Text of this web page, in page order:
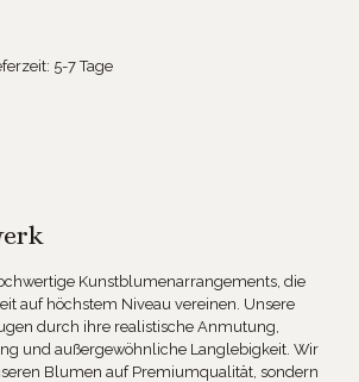
5-7 Tage
Kunstblumenarrangements, die
auf höchstem Niveau vereinen. Unsere
durch ihre realistische Anmutung,
und außergewöhnliche Langlebigkeit. Wir
Blumen auf Premiumqualität, sondern